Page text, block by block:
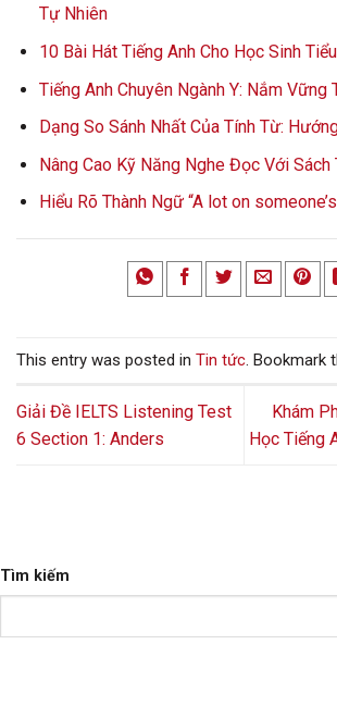
Tự Nhiên
10 Bài Hát Tiếng Anh Cho Học Sinh
Tiếng Anh Chuyên Ngành Y: Nắm Vững
Dạng So Sánh Nhất Của Tính Từ:
Nâng Cao Kỹ Năng Nghe Đọc Với Sách
Hiểu Rõ Thành Ngữ “A lot on
This entry was posted in Tin tức. Bookmark
Giải Đề IELTS Listening Test
6 Section 1: Anders
Khám
Học Tiếng
Tìm kiếm